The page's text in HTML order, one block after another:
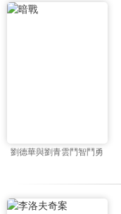
劉德華與劉青雲鬥智鬥勇